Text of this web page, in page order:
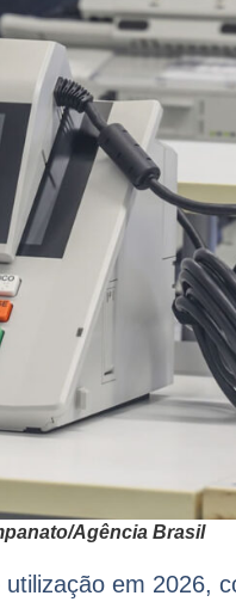
Agência Brasil
em 2026,